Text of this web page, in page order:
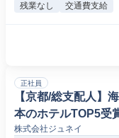
残業なし 交通費支給
正社員
【京都/総支配人】
本のホテルTOP5受
株式会社ジュネイ